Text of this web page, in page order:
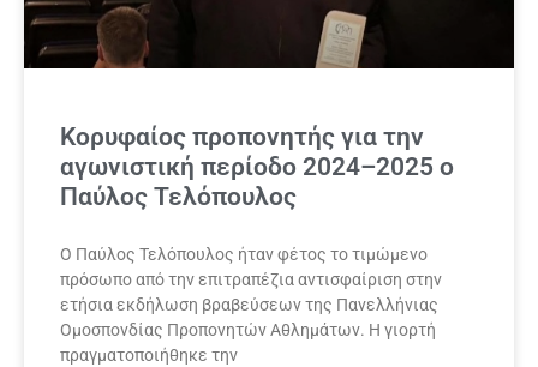
Κορυφαίος προπονητής για την
αγωνιστική περίοδο 2024–2025 ο
Παύλος Τελόπουλος
Ο Παύλος Τελόπουλος ήταν φέτος το τιμώμενο
πρόσωπο από την επιτραπέζια αντισφαίριση στην
ετήσια εκδήλωση βραβεύσεων της Πανελλήνιας
Ομοσπονδίας Προπονητών Αθλημάτων. Η γιορτή
πραγματοποιήθηκε την